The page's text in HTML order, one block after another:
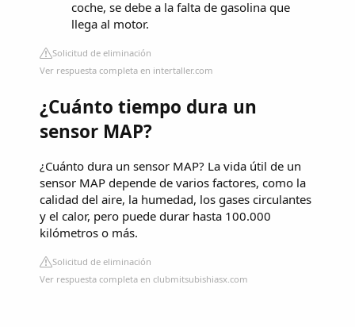
coche, se debe a la falta de gasolina que
llega al motor.
Solicitud de eliminación
Ver respuesta completa en intertaller.com
¿Cuánto tiempo dura un
sensor MAP?
¿Cuánto dura un sensor MAP? La vida útil de un
sensor MAP depende de varios factores, como la
calidad del aire, la humedad, los gases circulantes
y el calor, pero puede durar hasta 100.000
kilómetros o más.
Solicitud de eliminación
Ver respuesta completa en clubmitsubishiasx.com